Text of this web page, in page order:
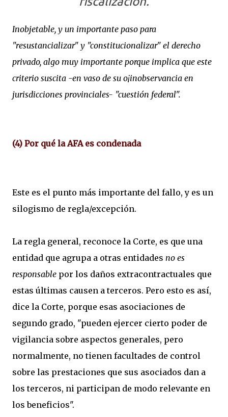
Inobjetable, y un importante paso para
"resustancializar" y "constitucionalizar" el derecho
privado, algo muy importante porque implica que este
criterio suscita -en vaso de su o¡inobservancia en
jurisdicciones provinciales- "cuestión federal".
(4) Por qué la AFA es condenada
Este es el punto más importante del fallo, y es un
silogismo de regla/excepción.
La regla general, reconoce la Corte, es que una
entidad que agrupa a otras entidades no es
responsable por los daños extracontractuales que
estas últimas causen a terceros. Pero esto es así,
dice la Corte, porque esas asociaciones de
segundo grado, "pueden ejercer cierto poder de
vigilancia sobre aspectos generales, pero
normalmente, no tienen facultades de control
sobre las prestaciones que sus asociados dan a
los terceros, ni participan de modo relevante en
los beneficios".